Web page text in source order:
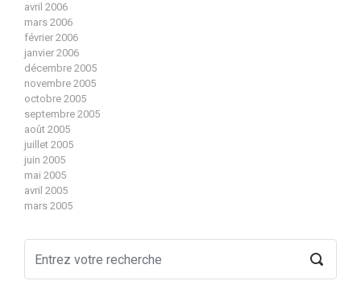
avril 2006
mars 2006
février 2006
janvier 2006
décembre 2005
novembre 2005
octobre 2005
septembre 2005
août 2005
juillet 2005
juin 2005
mai 2005
avril 2005
mars 2005